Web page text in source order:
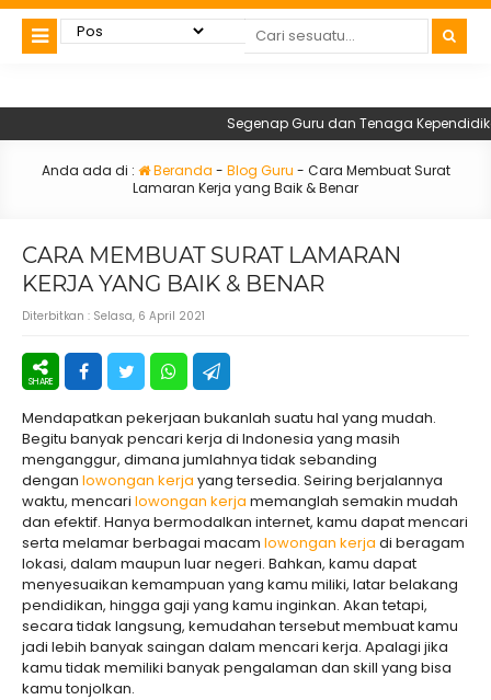
Segenap Guru dan Tenaga
Anda ada di : Beranda - Blog Guru - Cara Membuat Surat
Lamaran Kerja yang Baik & Benar
CARA MEMBUAT SURAT LAMARAN
KERJA YANG BAIK & BENAR
Diterbitkan : Selasa, 6 April 2021
Mendapatkan pekerjaan bukanlah suatu hal yang mudah.
Begitu banyak pencari kerja di Indonesia yang masih
menganggur, dimana jumlahnya tidak sebanding
dengan lowongan kerja yang tersedia. Seiring berjalannya
waktu, mencari lowongan kerja memanglah semakin mudah
dan efektif. Hanya bermodalkan internet, kamu dapat mencari
serta melamar berbagai macam lowongan kerja di beragam
lokasi, dalam maupun luar negeri. Bahkan, kamu dapat
menyesuaikan kemampuan yang kamu miliki, latar belakang
pendidikan, hingga gaji yang kamu inginkan. Akan tetapi,
secara tidak langsung, kemudahan tersebut membuat kamu
jadi lebih banyak saingan dalam mencari kerja. Apalagi jika
kamu tidak memiliki banyak pengalaman dan skill yang bisa
kamu tonjolkan.